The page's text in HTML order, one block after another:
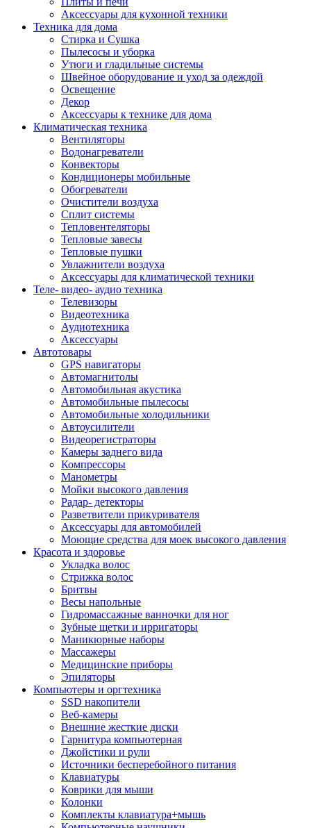
Аксессуары для кухонной техники
Техника для дома
Стирка и Сушка
Пылесосы и уборка
Утюги и гладильные системы
Швейное оборудование и уход за одеждой
Освещение
Декор
Аксессуары к технике для дома
Климатическая техника
Вентиляторы
Водонагреватели
Конвекторы
Кондиционеры мобильные
Обогреватели
Очистители воздуха
Сплит системы
Тепловентеляторы
Тепловые завесы
Тепловые пушки
Увлажнители воздуха
Аксессуары для климатической техники
Теле- видео- аудио техника
Телевизоры
Видеотехника
Аудиотехника
Аксессуары
Автотовары
GPS навигаторы
Автомагнитолы
Автомобильная акустика
Автомобильные пылесосы
Автомобильные холодильники
Автоусилители
Видеорегистраторы
Камеры заднего вида
Компрессоры
Манометры
Мойки высокого давления
Радар- детекторы
Разветвители прикуривателя
Аксессуары для автомобилей
Моющие средства для моек высокого давления
Красота и здоровье
Укладка волос
Стрижка волос
Бритвы
Весы напольные
Гидромассажные ванночки для ног
Зубные щетки и ирригаторы
Маникюрные наборы
Массажеры
Медицинские приборы
Эпиляторы
Компьютеры и оргтехника
SSD накопители
Веб-камеры
Внешние жесткие диски
Гарнитура компьютерная
Джойстики и рули
Источники бесперебойного питания
Клавиатуры
Коврики для мыши
Колонки
Комплекты клавиатура+мышь